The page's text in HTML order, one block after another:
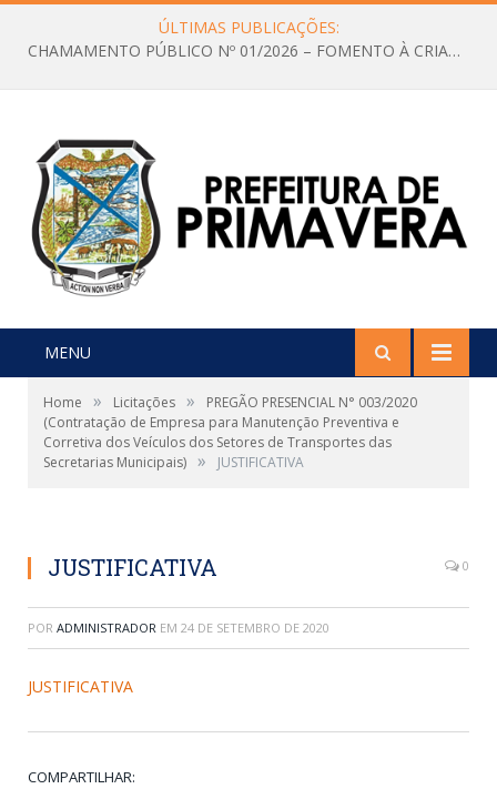
ÚLTIMAS PUBLICAÇÕES:
CHAMAMENTO PÚBLICO Nº 01/2026 – FOMENTO À CRIAÇÃO E A CIRCULAÇÃO DE PRODUÇÕES CULTURAIS – Aldir Blanc
MENU
Home » Licitações »
PREGÃO PRESENCIAL N° 003/2020
(Contratação de Empresa para Manutenção Preventiva e
Corretiva dos Veículos dos Setores de Transportes das
Secretarias Municipais) » JUSTIFICATIVA
JUSTIFICATIVA 0
POR ADMINISTRADOR EM 24 DE SETEMBRO DE 2020
JUSTIFICATIVA
COMPARTILHAR: